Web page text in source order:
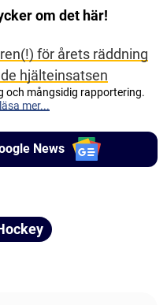
om det här!
för årets räddning
hjälteinsatsen
och mångsidig rapportering.
mer...
News